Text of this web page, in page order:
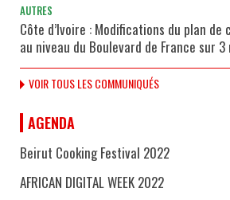
AUTRES
Côte d’Ivoire : Modifications du plan
au niveau du Boulevard de France sur 3
VOIR TOUS LES COMMUNIQUÉS
AGENDA
Beirut Cooking Festival 2022
AFRICAN DIGITAL WEEK 2022